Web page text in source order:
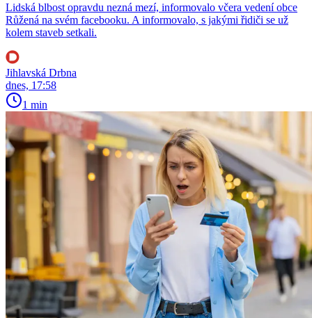
Lidská blbost opravdu nezná mezí, informovalo včera vedení obce
Růžená na svém facebooku. A informovalo, s jakými řidiči se už
kolem staveb setkali.
Jihlavská Drbna
dnes, 17:58
1 min